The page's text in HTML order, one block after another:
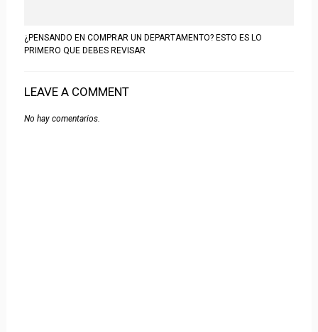
¿PENSANDO EN COMPRAR UN DEPARTAMENTO? ESTO ES LO
PRIMERO QUE DEBES REVISAR
LEAVE A COMMENT
No hay comentarios.